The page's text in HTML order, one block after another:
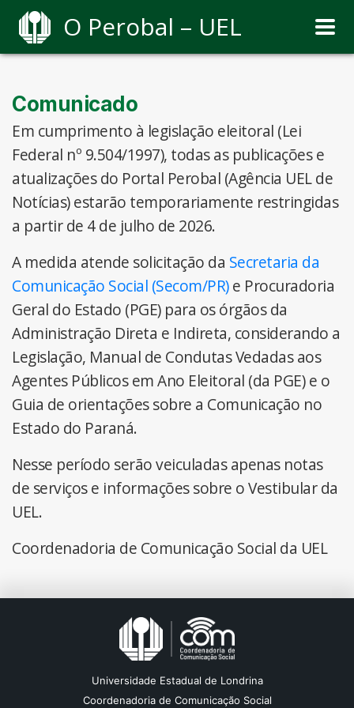
O Perobal – UEL
Comunicado
Em cumprimento à legislação eleitoral (Lei
Federal nº 9.504/1997), todas as publicações e
atualizações do Portal Perobal (Agência UEL de
Notícias) estarão temporariamente restringidas
a partir de 4 de julho de 2026.
A medida atende solicitação da Secretaria da
Comunicação Social (Secom/PR)e Procuradoria
Geral do Estado (PGE) para os órgãos da
Administração Direta e Indireta, considerando a
Legislação, Manual de Condutas Vedadas aos
Agentes Públicos em Ano Eleitoral (da PGE) e o
Guia de orientações sobre a Comunicação no
Estado do Paraná.
Nesse período serão veiculadas apenas notas
de serviços e informações sobre o Vestibular da
UEL.
Coordenadoria de Comunicação Social da UEL
Universidade Estadual de Londrina
Coordenadoria de Comunicação Social